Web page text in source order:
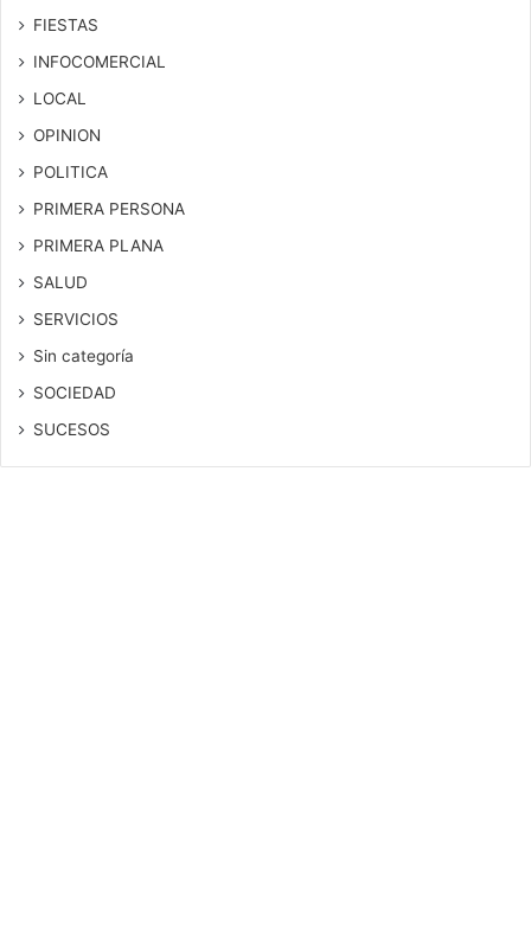
FIESTAS
INFOCOMERCIAL
LOCAL
OPINION
POLITICA
PRIMERA PERSONA
PRIMERA PLANA
SALUD
SERVICIOS
Sin categoría
SOCIEDAD
SUCESOS